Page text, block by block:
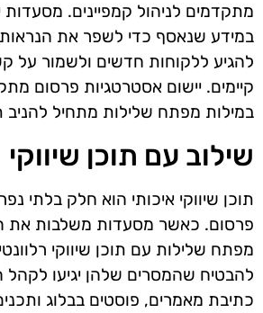
מתקדמים לניהול קמפיינים.
במידע שנאסף כדי לשפר את
להגיע ללקוחות חדשים ולשמור על
קיימים. יישום אסטרטגיות פרסום
במילות מפתח שלילות מתחיל להניב
שילוב עם תוכן שיווקי
תוכן שיווקי איכותי הוא חלק בלתי
פרסום. כאשר מסעדות משלבות את
מפתח שלילות עם תוכן שיווקי
להבטיח שהמסרים שלהן יגיעו לקהל
כתיבת מאמרים, פוסטים בבלוג